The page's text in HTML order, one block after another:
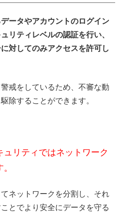
ータやアカウントのログイン
リティレベルの認証を行い、
対してのみアクセスを許可し
戒をしているため、不審な動
除することができます。
ュリティではネットワーク
ネットワークを分割し、それ
とでより安全にデータを守る